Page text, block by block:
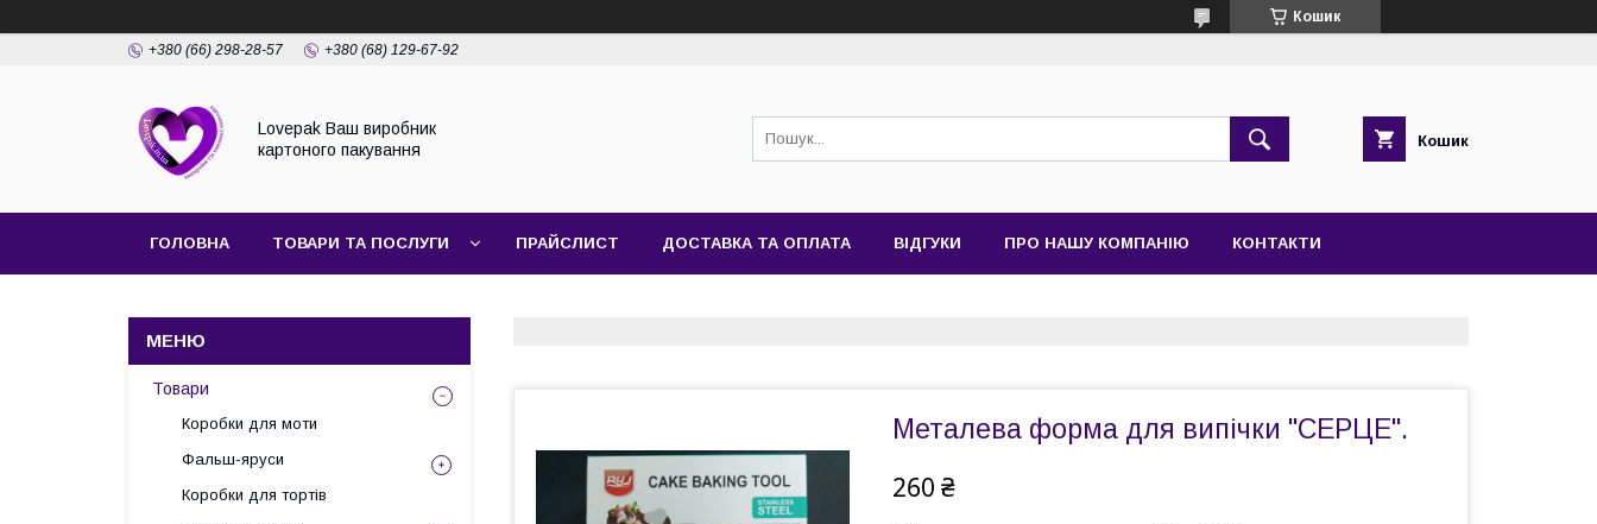
Кошик
+380 (66) 298-28-57 +380 (68) 129-67-92
Lovepak Ваш виробник
картоного пакування
Кошик
ГОЛОВНА ТОВАРИ ТА ПОСЛУГИ ПРАЙСЛИСТ ДОСТАВКА ТА ОПЛАТА ВІДГУКИ ПРО НАШУ КОМПАНІЮ КОНТАКТИ
Металева форма для випічки "СЕРЦЕ".
260 ₴
Товари
Коробки для моти
Фальш-яруси
Коробки для тортів